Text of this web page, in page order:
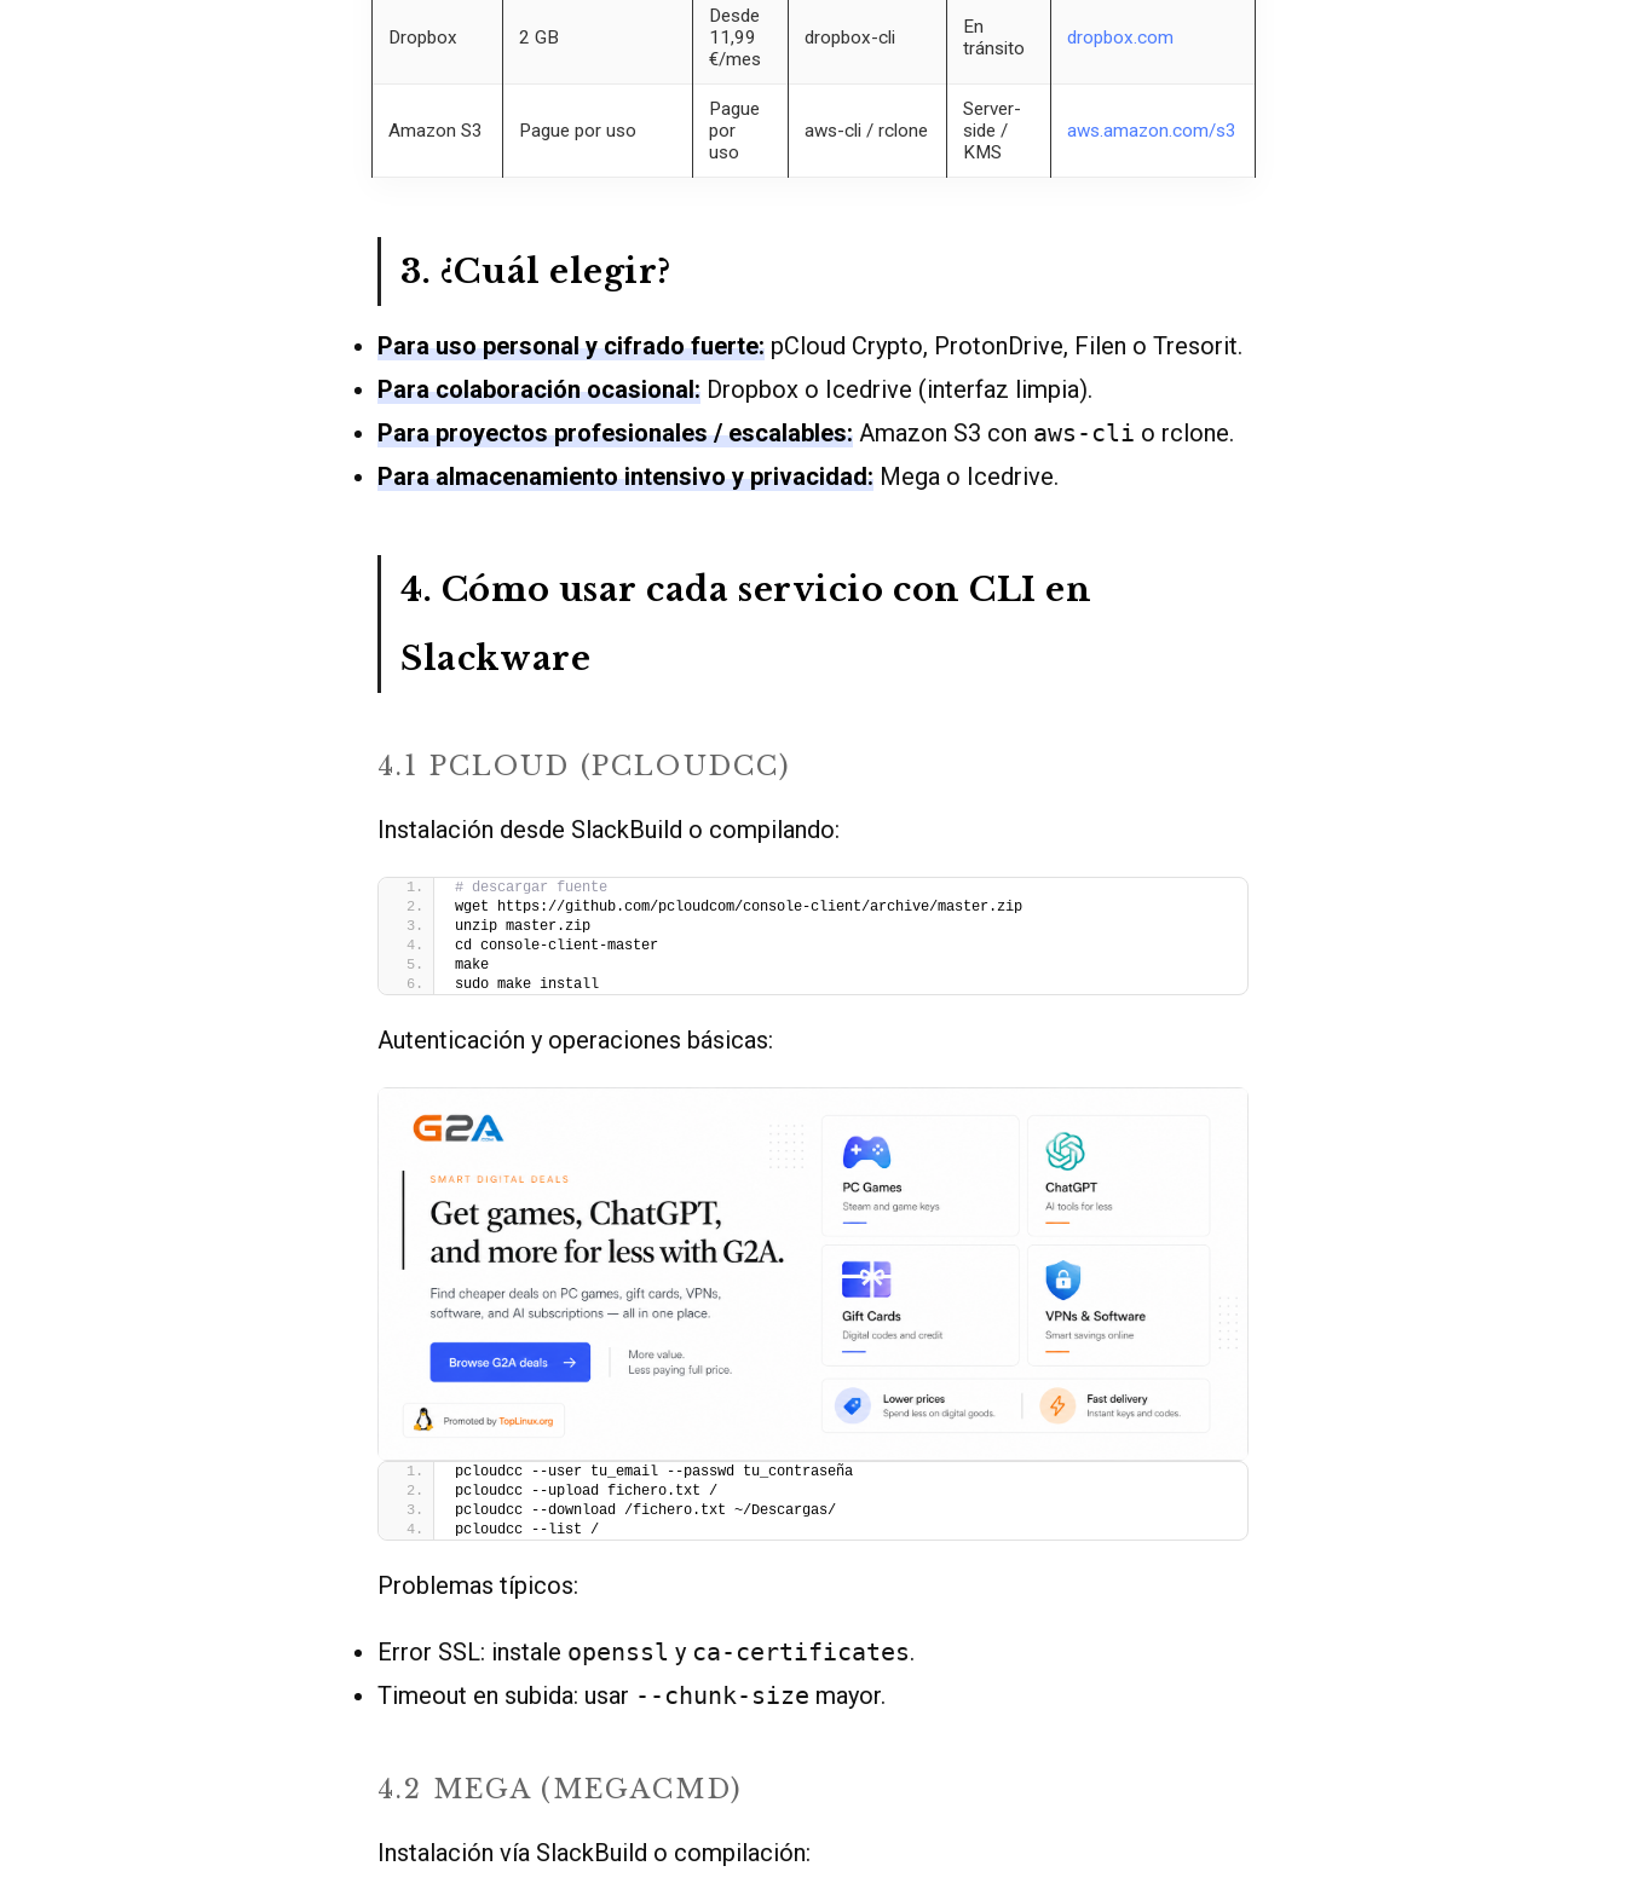
Dropbox 2 GB
Desde
11,99
€/mes
dropbox-cli
En
tránsito
dropbox.com
Amazon S3 Pague por uso
Pague
por
uso
aws-cli / rclone
Server-
side /
KMS
aws.amazon.com/s3
3. ¿Cuál elegir?
Para uso personal y cifrado fuerte: pCloud Crypto, ProtonDrive, Filen o Tresorit.
Para colaboración ocasional: Dropbox o Icedrive (interfaz limpia).
Para proyectos profesionales / escalables: Amazon S3 con aws-cli o rclone.
Para almacenamiento intensivo y privacidad: Mega o Icedrive.
4. Cómo usar cada servicio con CLI en
Slackware
4.1 PCLOUD (PCLOUDCC)
Instalación desde SlackBuild o compilando:
# descargar fuente
wget https://github.com/pcloudcom/console-client/archive/master.zip
unzip master.zip
cd console-client-master
make
sudo make install
Autenticación y operaciones básicas:
pcloudcc --user tu_email --passwd tu_contraseña
pcloudcc --upload fichero.txt /
pcloudcc --download /fichero.txt ~/Descargas/
pcloudcc --list /
Problemas típicos:
Error SSL: instale openssl y ca-certificates.
Timeout en subida: usar --chunk-size mayor.
4.2 MEGA (MEGACMD)
Instalación vía SlackBuild o compilación: